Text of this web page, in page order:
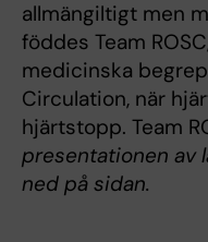
allmängiltigt men
föddes Team
medicinska
Circulation, när
hjärtstopp. Team
presentationen av
ned på sidan.